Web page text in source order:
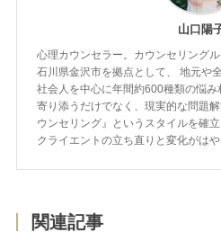
山口陽
心理カウンセラー。カウンセリングル
石川県金沢市を拠点として、 地元や
社会人を中心に年間約600種類の悩
寄り添うだけでなく、現実的な問題
ウンセリング』というスタイルを確立
クライエントの立ち直りと変化がはや
関連記事